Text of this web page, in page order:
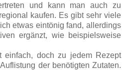
und kann man auch zu
kaufen. Es gibt sehr viele
etwas eintönig fand, allerdings
ergänzt, wie beispielsweise
einfach, doch zu jedem Rezept
der benötigten Zutaten.